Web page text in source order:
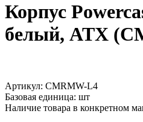
Корпус
белый, ATX
Артикул: CMRMW-L4
Базовая единица: шт
Наличие товара в конкретном